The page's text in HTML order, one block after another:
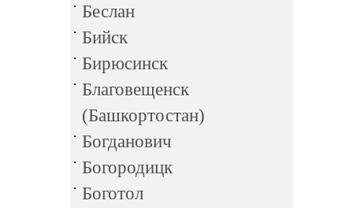
Беслан
Бийск
Бирюсинск
Благовещенск
(Башкортостан)
Богданович
Богородицк
Боготол